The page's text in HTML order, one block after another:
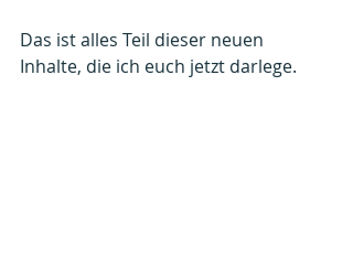
Das ist alles Teil dieser neuen
Inhalte, die ich euch jetzt darlege.